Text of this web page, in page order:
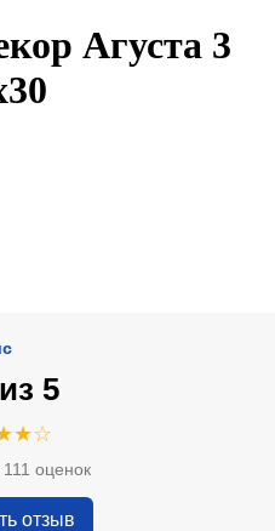
Агуста 3
5
оценок
отзыв